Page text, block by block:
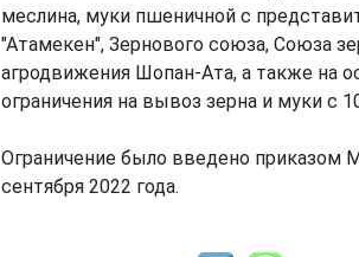
меслина, муки пшеничной с
"Атамекен", Зернового союза, Союза
агродвижения Шопан-Ата, а также на
ограничения на вывоз зерна и муки с
Ограничение было введено приказом
сентября 2022 года.